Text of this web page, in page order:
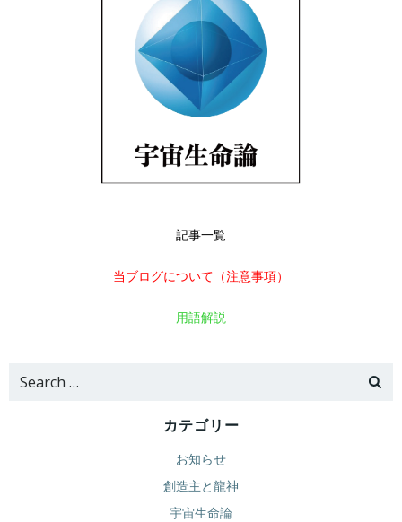
記事一覧
当ブログについて（注意事項）
用語解説
Search
カテゴリー
お知らせ
創造主と龍神
宇宙生命論